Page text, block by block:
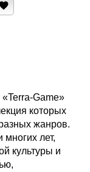
Game»
которых
жанров.
лет,
культуры и